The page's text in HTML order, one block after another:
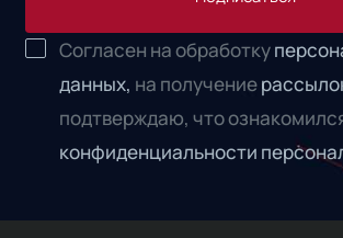
Согласен на обработку
данных, на получение
подтверждаю, что
конфиденциальности